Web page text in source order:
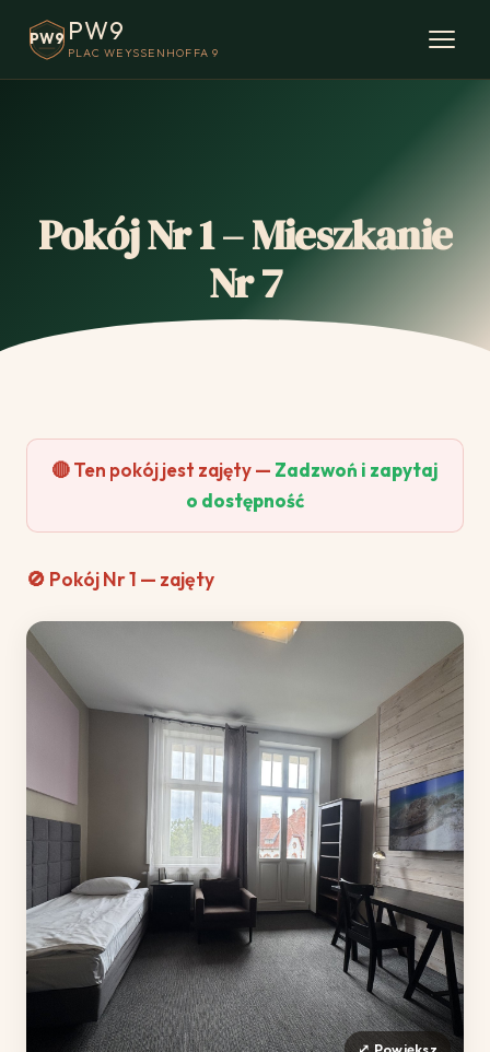
PW9 PW9
PLAC WEYSSENHOFFA 9
Pokój Nr 1 – Mieszkanie
Nr 7
🔴 Ten pokój jest zajęty — Zadzwoń i zapytaj
o dostępność
🚫 Pokój Nr 1 — zajęty